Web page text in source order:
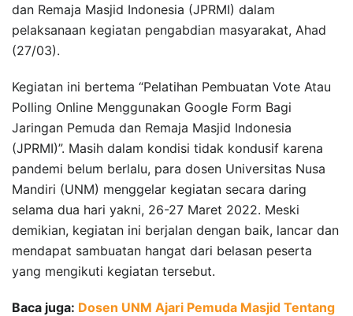
dan Remaja Masjid Indonesia (JPRMI) dalam
pelaksanaan kegiatan pengabdian masyarakat, Ahad
(27/03).
Kegiatan ini bertema “Pelatihan Pembuatan Vote Atau
Polling Online Menggunakan Google Form Bagi
Jaringan Pemuda dan Remaja Masjid Indonesia
(JPRMI)”. Masih dalam kondisi tidak kondusif karena
pandemi belum berlalu, para dosen Universitas Nusa
Mandiri (UNM) menggelar kegiatan secara daring
selama dua hari yakni, 26-27 Maret 2022. Meski
demikian, kegiatan ini berjalan dengan baik, lancar dan
mendapat sambuatan hangat dari belasan peserta
yang mengikuti kegiatan tersebut.
Baca juga: Dosen UNM Ajari Pemuda Masjid Tentang